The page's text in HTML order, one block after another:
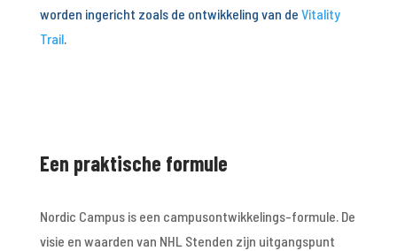
worden ingericht zoals de ontwikkeling van de Vitality
Trail.
Een praktische formule
Nordic Campus is een campusontwikkelings-formule. De
visie en waarden van NHL Stenden zijn uitgangspunt